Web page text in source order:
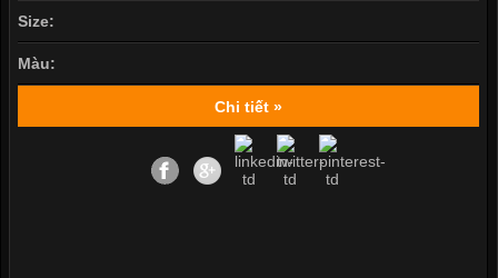
Size:
Màu:
Chi tiết »